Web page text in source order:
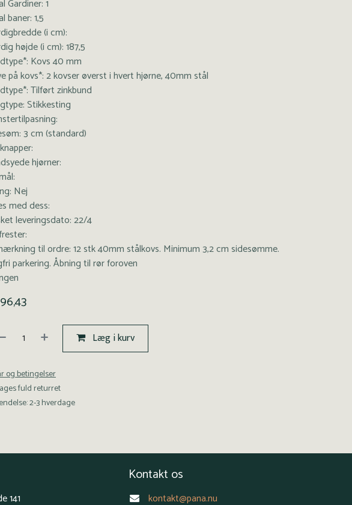
Gardiner: 1
baner: 1,5
(i cm):
højde (i cm): 187,5
Kovs 40 mm
på kovs*: 2 kovser øverst i hvert hjørne, 40mm stål
Tilført zinkbund
Stikkesting
3 cm (standard)
hjørner:
Nej
med dess:
leveringsdato: 22/4
til ordre: 12 stk 40mm stålkovs. Minimum 3,2 cm sidesømme.
parkering. Åbning til rør foroven
Læg i kurv
og betingelser
fuld returret
2-3 hverdage
141
Kontakt os
kontakt@pana.nu